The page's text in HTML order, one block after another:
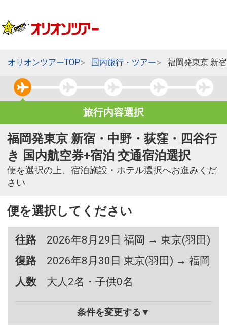
オリオンツアーTOP 国内旅行・ツアー 福岡発東京 新
旅行内容選択
福岡発東京 新宿・中野・荻窪・四谷行
き 国内航空券+宿泊 交通宿泊選択
便を選択の上、宿泊施設・ホテル選択へお進みくだ
さい
便を選択してください
往路
2026年8月29日 福岡 → 東京(羽田)
復路
2026年8月30日 東京(羽田) → 福岡
人数
大人2名・子供0名
条件を変更する▼